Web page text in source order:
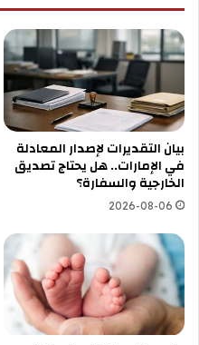
بيان التقديرات لإصدار المعادلة
في الإمارات.. هل يحتاج تصديق
الخارجية والسفارة؟
2026-08-06